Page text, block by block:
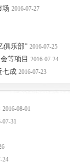
场 2016-07-27
俱乐部” 2016-07-25
等项目 2016-07-24
七成 2016-07-23
2016-08-01
07-31
24